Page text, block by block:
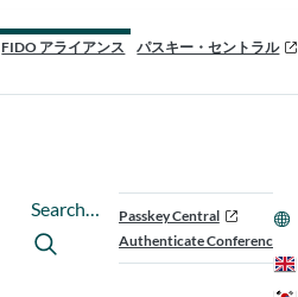
FIDO アライアンス パスキー・セントラル
Search…
Passkey Central
Authenticate Conference